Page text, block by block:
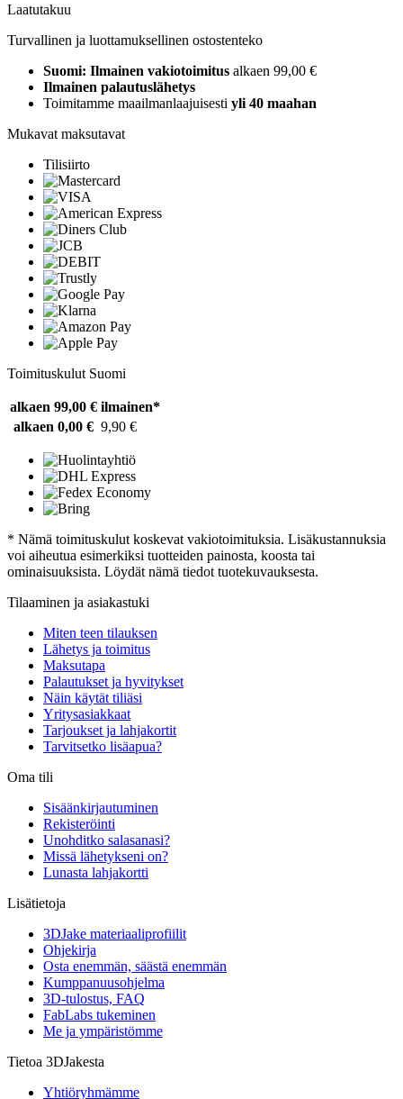
Laatutakuu
Turvallinen ja luottamuksellinen ostostenteko
Suomi: Ilmainen vakiotoimitus alkaen 99,00 €
Ilmainen palautuslähetys
Toimitamme maailmanlaajuisesti yli 40 maahan
Mukavat maksutavat
Tilisiirto
Toimituskulut Suomi
alkaen 99,00 € ilmainen*
alkaen 0,00 € 9,90 €
* Nämä toimituskulut koskevat vakiotoimituksia. Lisäkustannuksia
voi aiheutua esimerkiksi tuotteiden painosta, koosta tai
ominaisuuksista. Löydät nämä tiedot tuotekuvauksesta.
Tilaaminen ja asiakastuki
Miten teen tilauksen
Lähetys ja toimitus
Maksutapa
Palautukset ja hyvitykset
Näin käytät tiliäsi
Yritysasiakkaat
Tarjoukset ja lahjakortit
Tarvitsetko lisäapua?
Oma tili
Sisäänkirjautuminen
Rekisteröinti
Unohditko salasanasi?
Missä lähetykseni on?
Lunasta lahjakortti
Lisätietoja
3DJake materiaaliprofiilit
Ohjekirja
Osta enemmän, säästä enemmän
Kumppanuusohjelma
3D-tulostus, FAQ
FabLabs tukeminen
Me ja ympäristömme
Tietoa 3DJakesta
Yhtiöryhmämme